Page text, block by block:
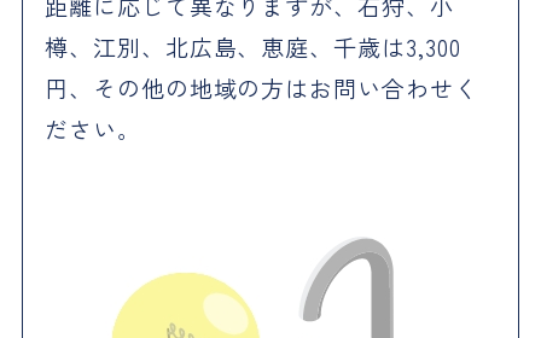
樽、江別、北広島、恵庭、千歳は3,300
円、その他の地域の方はお問い合わせく
ださい。